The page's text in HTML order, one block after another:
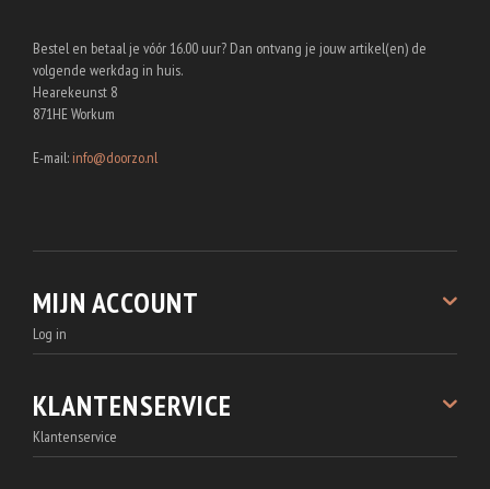
Bestel en betaal je vóór 16.00 uur? Dan ontvang je jouw artikel(en) de
volgende werkdag in huis.
Hearekeunst 8
871HE Workum
E-mail: info@doorzo.nl
MIJN ACCOUNT
Log in
Bestellingen
Accountgegevens
KLANTENSERVICE
Klantenservice